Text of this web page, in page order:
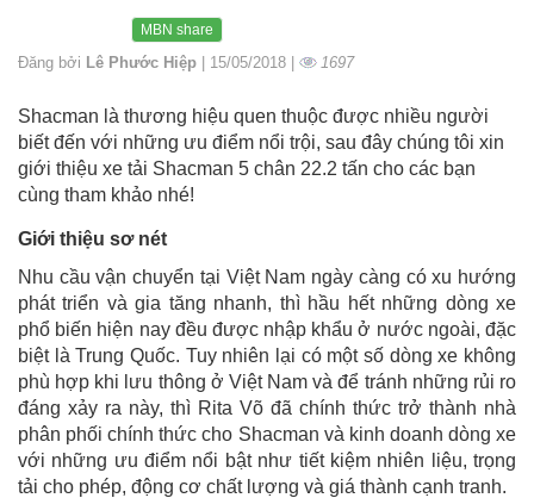
MBN share
Đăng bởi Lê Phước Hiệp | 15/05/2018 | 1697
Shacman là thương hiệu quen thuộc được nhiều người
biết đến với những ưu điểm nổi trội, sau đây chúng tôi xin
giới thiệu xe tải Shacman 5 chân 22.2 tấn cho các bạn
cùng tham khảo nhé!
Giới thiệu sơ nét
Nhu cầu vận chuyển tại Việt Nam ngày càng có xu hướng
phát triển và gia tăng nhanh, thì hầu hết những dòng xe
phổ biến hiện nay đều được nhập khẩu ở nước ngoài, đặc
biệt là Trung Quốc. Tuy nhiên lại có một số dòng xe không
phù hợp khi lưu thông ở Việt Nam và để tránh những rủi ro
đáng xảy ra này, thì Rita Võ đã chính thức trở thành nhà
phân phối chính thức cho Shacman và kinh doanh dòng xe
với những ưu điểm nổi bật như tiết kiệm nhiên liệu, trọng
tải cho phép, động cơ chất lượng và giá thành cạnh tranh.